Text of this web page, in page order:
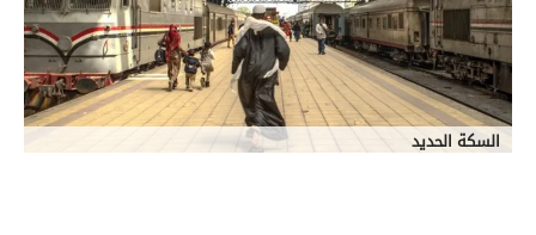
السكة الحديد